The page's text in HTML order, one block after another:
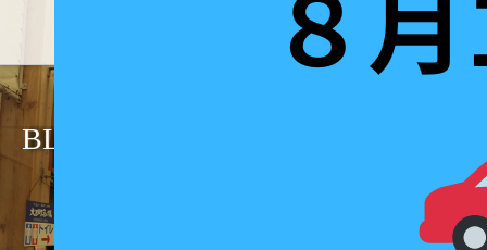
BLOG